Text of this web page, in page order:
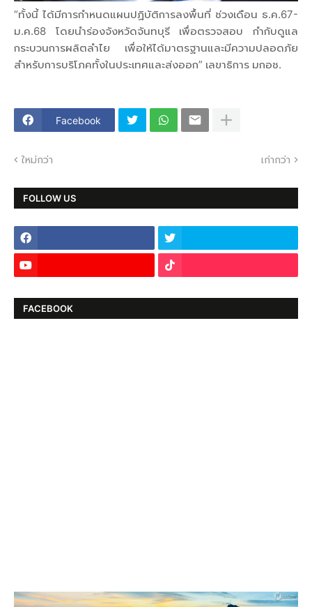
“ทั้งนี้ ได้มีการกำหนดแผนปฏิบัติการลงพื้นที่ ช่วงเดือน ธ.ค.67-
ม.ค.68 โดยนำร่องจังหวัดจันทบุรี เพื่อตรวจสอบ กำกับดูแล
กระบวนการผลิตลำไย เพื่อให้ได้มาตรฐานและมีความปลอดภัย
สำหรับการบริโภคทั้งในประเทศและส่งออก” เลขาธิการ มกอช.
Facebook
ใหม่กว่า เก่ากว่า
FOLLOW US
FACEBOOK